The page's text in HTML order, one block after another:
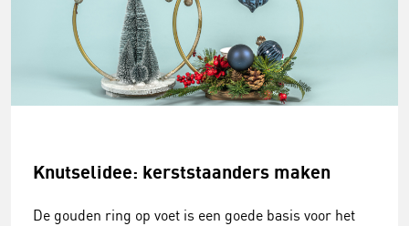
Knutselidee: kerststaanders maken
De gouden ring op voet is een goede basis voor het